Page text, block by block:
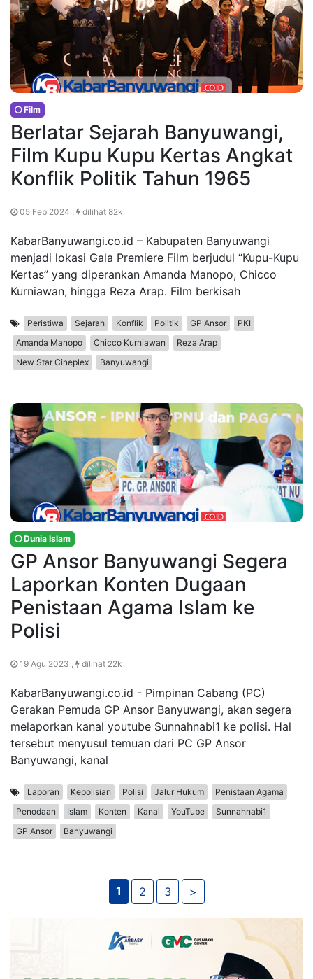
Film
Berlatar Sejarah Banyuwangi,
Film Kupu Kupu Kertas Angkat
Konflik Politik Tahun 1965
05 Feb 2024 , dilihat 82k
KabarBanyuwangi.co.id – Kabupaten Banyuwangi
menjadi lokasi Gala Premiere Film berjudul “Kupu-Kupu
Kertas” yang diperankan Amanda Manopo, Chicco
Kurniawan, hingga Reza Arap. Film berkisah
Peristiwa Sejarah Konflik Politik GP Ansor
PKI
Amanda Manopo
Chicco Kurniawan
Reza Arap
New Star Cineplex
Banyuwangi
Dunia Islam
GP Ansor Banyuwangi Segera
Laporkan Konten Dugaan
Penistaan Agama Islam ke
Polisi
19 Agu 2023 , dilihat 22k
KabarBanyuwangi.co.id - Pimpinan Cabang (PC)
Gerakan Pemuda GP Ansor Banyuwangi, akan segera
melaporkan kanal youtube Sunnahnabi1 ke polisi. Hal
tersebut menyusul temuan dari PC GP Ansor
Banyuwangi, kanal
Laporan Kepolisian Polisi Jalur Hukum
Penistaan Agama
Penodaan
Islam Konten Kanal YouTube
Sunnahnabi1
GP Ansor
Banyuwangi
1 2 3 >